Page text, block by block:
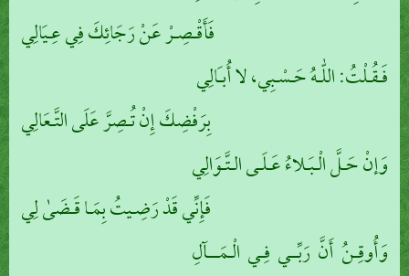
فَأَقْـصِـرْ عَنْ رَجَائِكَ فِي عِـيَالِي
فَـقُـلْتُ: اللّٰـهُ حَـسْـبِي، لا أُبـَالِي
بِرَفْضِكَ إِنْ تُـصِرَّ عَلَى التَّـعَالِي
وَإنْ حَـلَّ الْـبَـلاءُ عَـلَـى الـتَّـوَالِي
فَإِنِّي قَدْ رَضِـيتُ بِمَـا قَـضَىٰ لِي
وَأُوقِـنُ أَنَّ رَبِّــي فِـي الْـمَـــآلِ